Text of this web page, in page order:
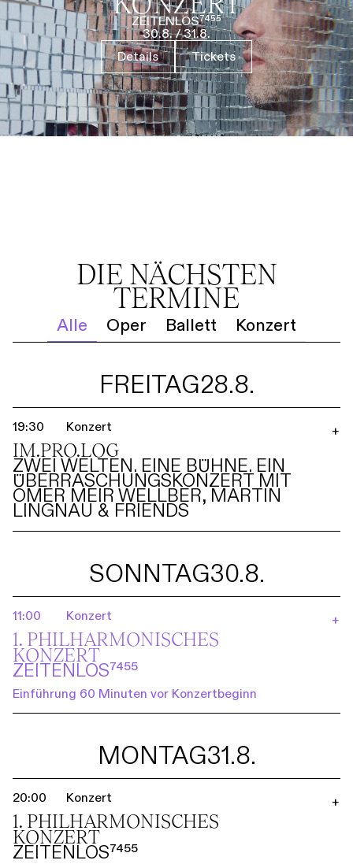
ZEITENLOS⁷⁴⁵⁵
30.8. / 31.8.
Details
Tickets
DIE NÄCHSTEN
TERMINE
Alle Oper Ballett Konzert
FREITAG28.8.
19:30 Konzert
IM.PRO.LOG
ZWEI WELTEN. EINE BÜHNE. EIN
ÜBERRASCHUNGSKONZERT MIT
OMER MEIR WELLBER, MARTIN
LINGNAU & FRIENDS
+
SONNTAG30.8.
11:00 Konzert
1. PHILHARMO­NISCHES
KONZERT
ZEITENLOS⁷⁴⁵⁵
Einführung 60 Minuten vor Konzertbeginn
+
MONTAG31.8.
20:00 Konzert
1. PHILHARMO­NISCHES
KONZERT
ZEITENLOS⁷⁴⁵⁵
+